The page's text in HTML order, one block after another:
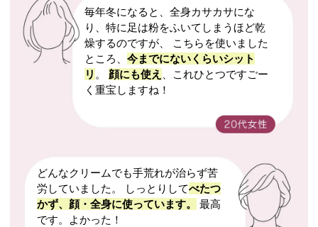
毎年冬になると、全身カサカサにな
り、特に足は粉をふいてしまうほど乾
燥するのですが、 こちらを使いました
ところ、 今までにないくらいシット
リ 。 顔にも使え 、これひとつですごー
く重宝しますね！
どんなクリームでも手荒れが治らず苦
労していました。 しっとりしてべたつ
かず、顔・全身に使っています。
最高
です。よかった！